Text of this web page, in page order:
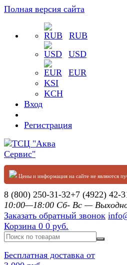
Полная версия сайта
RUB
USD
EUR
KSI
KCH
Вход
Регистрация
Цены и информация на сайте не являются
8 (800) 250-31-32+7 (4922) 42-
10:00—18:00 Сб- Вс —
Заказать обратный звонок
Корзина 0 0 руб.
Бесплатная доставка от